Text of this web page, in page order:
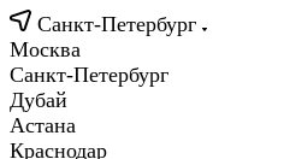
Санкт-Петербург
Москва
Санкт-Петербург
Дубай
Астана
Краснодар